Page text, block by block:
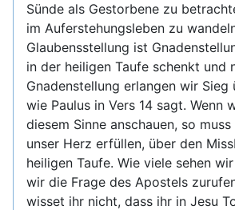
Sünde als Gestorbene zu
im Auferstehungsleben zu
Glaubensstellung ist
in der heiligen Taufe schenkt und
Gnadenstellung erlangen wir Sieg
wie Paulus in Vers 14 sagt. Wenn
diesem Sinne anschauen, so
unser Herz erfüllen, über den
heiligen Taufe. Wie viele sehen
wir die Frage des Apostels
wisset ihr nicht, dass ihr in Jesu